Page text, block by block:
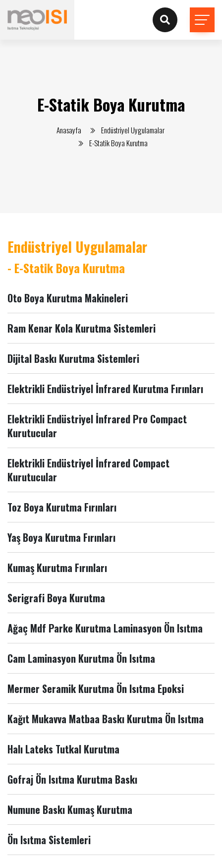
E-Statik Boya Kurutma
Anasayfa
Endüstriyel Uygulamalar
E-Statik Boya Kurutma
Endüstriyel Uygulamalar
- E-Statik Boya Kurutma
Oto Boya Kurutma Makineleri
Ram Kenar Kola Kurutma Sistemleri
Dijital Baskı Kurutma Sistemleri
Elektrikli Endüstriyel İnfrared Kurutma Fırınları
Elektrikli Endüstriyel İnfrared Pro Compact
Kurutucular
Elektrikli Endüstriyel İnfrared Compact
Kurutucular
Toz Boya Kurutma Fırınları
Yaş Boya Kurutma Fırınları
Kumaş Kurutma Fırınları
Serigrafi Boya Kurutma
Ağaç Mdf Parke Kurutma Laminasyon Ön Isıtma
Cam Laminasyon Kurutma Ön Isıtma
Mermer Seramik Kurutma Ön Isıtma Epoksi
Kağıt Mukavva Matbaa Baskı Kurutma Ön Isıtma
Halı Lateks Tutkal Kurutma
Gofraj Ön Isıtma Kurutma Baskı
Numune Baskı Kumaş Kurutma
Ön Isıtma Sistemleri